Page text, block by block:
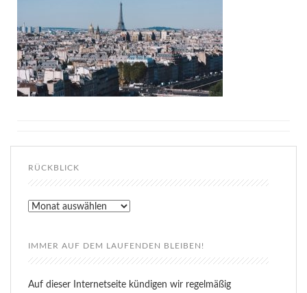
RÜCKBLICK
Rückblick
IMMER AUF DEM LAUFENDEN BLEIBEN!
Auf dieser Internetseite kündigen wir regelmäßig